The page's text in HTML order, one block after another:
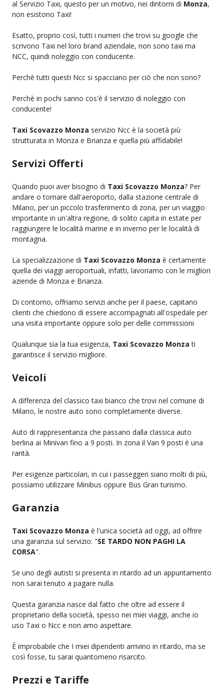
al Servizio Taxi, questo per un motivo, nei dintorni di Monza,
non esistono Taxi!
Esatto, proprio così, tutti i numeri che trovi su google che
scrivono Taxi nel loro brand aziendale, non sono taxi ma
NCC, quindi noleggio con conducente.
Perchè tutti questi Ncc si spacciano per ciò che non sono?
Perchè in pochi sanno cos'è il servizio di noleggio con
conducente!
Taxi Scovazzo Monza servizio Ncc è la società più
strutturata in Monza e Brianza e quella più affidabile!
Servizi Offerti
Quando puoi aver bisogno di Taxi Scovazzo Monza? Per
andare o tornare dall'aeroporto, dalla stazione centrale di
Milano, per un piccolo trasferimento di zona, per un viaggio
importante in un'altra regione, di solito capita in estate per
raggiungere le località marine e in inverno per le località di
montagna.
La specializzazione di Taxi Scovazzo Monza è certamente
quella dei viaggi aeroportuali, infatti, lavoriamo con le migliori
aziende di Monza e Brianza.
Di contorno, offriamo servizi anche per il paese, capitano
clienti che chiedono di essere accompagnati all'ospedale per
una visita importante oppure solo per delle commissioni
Qualunque sia la tua esigenza, Taxi Scovazzo Monza ti
garantisce il servizio migliore.
Veicoli
A differenza del classico taxi bianco che trovi nel comune di
Milano, le nostre auto sono completamente diverse.
Auto di rappresentanza che passano dalla classica auto
berlina ai Minivan fino a 9 posti. In zona il Van 9 posti è una
rarità.
Per esigenze particolari, in cui i passeggeri siano molti di più,
possiamo utilizzare Minibus oppure Bus Gran turismo.
Garanzia
Taxi Scovazzo Monza è l'unica società ad oggi, ad offrire
una garanzia sul servizio: "SE TARDO NON PAGHI LA
CORSA".
Se uno degli autisti si presenta in ritardo ad un appuntamento
non sarai tenuto a pagare nulla.
Questa garanzia nasce dal fatto che oltre ad essere il
proprietario della società, spesso nei miei viaggi, anche io
uso Taxi o Ncc e non amo aspettare.
È improbabile che I miei dipendenti arrivino in ritardo, ma se
così fosse, tu sarai quantomeno risarcito.
Prezzi e Tariffe